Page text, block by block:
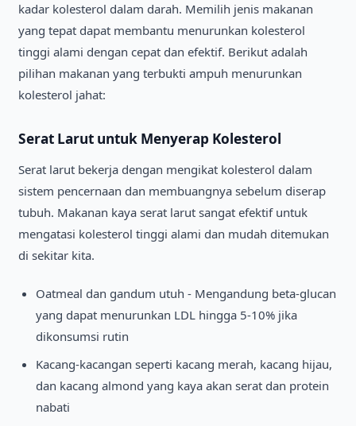
kadar kolesterol dalam darah. Memilih jenis makanan
yang tepat dapat membantu menurunkan kolesterol
tinggi alami dengan cepat dan efektif. Berikut adalah
pilihan makanan yang terbukti ampuh menurunkan
kolesterol jahat:
Serat Larut untuk Menyerap Kolesterol
Serat larut bekerja dengan mengikat kolesterol dalam
sistem pencernaan dan membuangnya sebelum diserap
tubuh. Makanan kaya serat larut sangat efektif untuk
mengatasi kolesterol tinggi alami dan mudah ditemukan
di sekitar kita.
Oatmeal dan gandum utuh - Mengandung beta-glucan
yang dapat menurunkan LDL hingga 5-10% jika
dikonsumsi rutin
Kacang-kacangan seperti kacang merah, kacang hijau,
dan kacang almond yang kaya akan serat dan protein
nabati